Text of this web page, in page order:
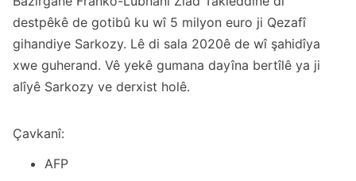
destpêkê de gotibû ku wî 5 milyon euro ji Qezafî
gihandiye Sarkozy. Lê di sala 2020ê de wî şahidîya
xwe guherand. Vê yekê gumana dayîna bertîlê ya ji
alîyê Sarkozy ve derxist holê.
Çavkanî:
AFP